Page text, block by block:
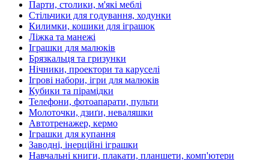
Парти, столики, м'які меблі
Стільчики для годування, ходунки
Килимки, кошики для іграшок
Ліжка та манежі
Іграшки для малюків
Брязкальця та гризунки
Нічники, проектори та каруселі
Ігрові набори, ігри для малюків
Кубики та пірамідки
Телефони, фотоапарати, пульти
Молоточки, дзиґи, неваляшки
Автотренажер, кермо
Іграшки для купання
Заводні, інерційні іграшки
Навчальні книги, плакати, планшети, комп'ютери